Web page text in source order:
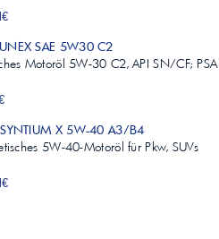
SAE 5W30 C2
Motoröl 5W-30 C2, API SN/CF; PSA
SYNTIUM X 5W-40 A3/B4
5W-40-Motoröl für Pkw, SUVs